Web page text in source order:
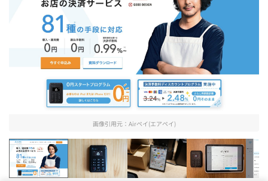
画像引用元： Airペイ(エアペイ)